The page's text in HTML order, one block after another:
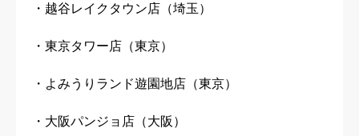
・越谷レイクタウン店（埼玉）
・東京タワー店（東京）
・よみうりランド遊園地店（東京）
・大阪パンジョ店（大阪）